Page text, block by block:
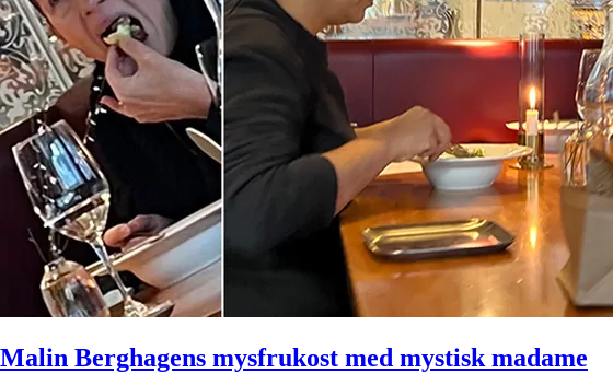
Malin Berghagens mysfrukost med mystisk madame